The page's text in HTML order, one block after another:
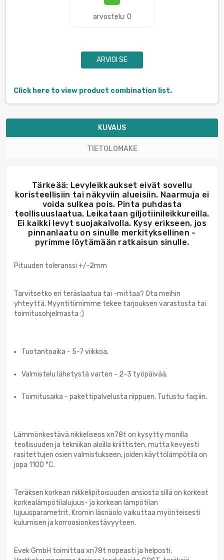
arvostelu: 0
ARVIOI SE
Click here to view product combination list.
KUVAUS
TIETOLOMAKE
Tärkeää: Levyleikkaukset eivät sovellu
koristeellisiin tai näkyviin alueisiin. Naarmuja ei
voida sulkea pois. Pinta puhdasta
teollisuuslaatua. Leikataan giljotiinileikkureilla.
Ei kaikki levyt suojakalvolla. Kysy erikseen, jos
pinnanlaatu on sinulle merkityksellinen -
pyrimme löytämään ratkaisun sinulle.
Pituuden toleranssi +/-2mm
Tarvitsetko eri teräslaatua tai -mittaa? Ota meihin
yhteyttä. Myyntitiimimme tekee tarjouksen varastosta tai
toimitusohjelmasta :)
Tuotantoaika - 5-7 viikkoa.
Valmistelu lähetystä varten - 2-3 työpäivää.
Toimitusaika - pakettipalvelusta riippuen. Tutustu faq:iin.
Lämmönkestävä nikkeliseos xn78t on kysytty monilla
teollisuuden ja tekniikan aloilla kriittisten, mutta kevyesti
rasitettujen osien valmistukseen, joiden käyttölämpötila on
jopa 1100 °C.
Teräksen korkean nikkelipitoisuuden ansiosta sillä on korkeat
korkealämpötilalujuus- ja korkean lämpötilan
lujuusparametrit. Kromin läsnäolo vaikuttaa myönteisesti
kulumisen ja korroosionkestävyyteen.
Evek GmbH toimittaa xn78t nopeasti ja helposti.